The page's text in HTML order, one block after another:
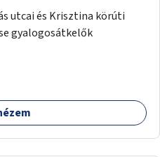
utcai és Krisztina körúti
gyalogosátkelők